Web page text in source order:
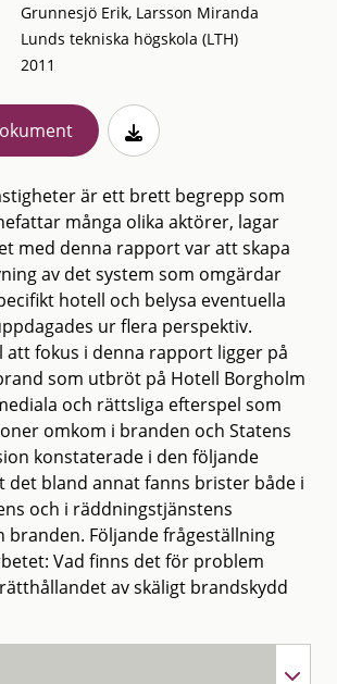
Grunnesjö Erik, Larsson Miranda
Lunds tekniska högskola (LTH)
2011
är ett brett begrepp som
många olika aktörer, lagar
med denna rapport var att skapa
av det system som omgärdar
hotell och belysa eventuella
ur flera perspektiv.
att fokus i denna rapport ligger på
som utbröt på Hotell Borgholm
och rättsliga efterspel som
omkom i branden och Statens
konstaterade i den följande
det bland annat fanns brister både i
och i räddningstjänstens
branden. Följande frågeställning
Vad finns det för problem
av skäligt brandskydd